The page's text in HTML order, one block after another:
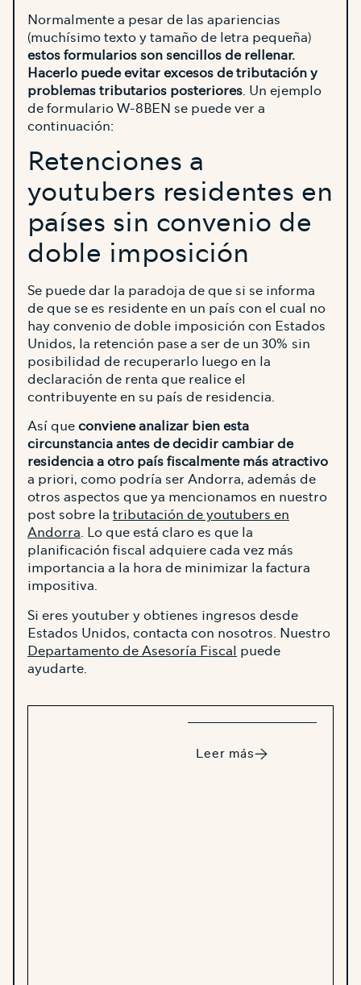
Normalmente a pesar de las apariencias
(muchísimo texto y tamaño de letra pequeña)
estos formularios son sencillos de rellenar.
Hacerlo puede evitar excesos de tributación y
problemas tributarios posteriores. Un ejemplo
de formulario W-8BEN se puede ver a
continuación:
Retenciones a
youtubers residentes en
países sin convenio de
doble imposición
Se puede dar la paradoja de que si se informa
de que se es residente en un país con el cual no
hay convenio de doble imposición con Estados
Unidos, la retención pase a ser de un 30% sin
posibilidad de recuperarlo luego en la
declaración de renta que realice el
contribuyente en su país de residencia.
Así queconviene analizar bien esta
circunstancia antes de decidir cambiar de
residencia a otro país fiscalmente más atractivo
a priori, como podría ser Andorra, además de
otros aspectos que ya mencionamos en nuestro
post sobre la tributación de youtubers en
Andorra. Lo que está claro es que la
planificación fiscal adquiere cada vez más
importancia a la hora de minimizar la factura
impositiva.
Si eres youtuber y obtienes ingresos desde
Estados Unidos, contacta con nosotros. Nuestro
Departamento de Asesoría Fiscal puede
ayudarte.
Leer más